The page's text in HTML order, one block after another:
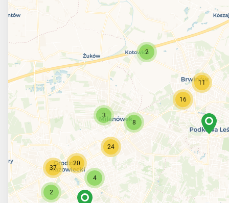
11
2
8
3
24
4
20
37
2
16